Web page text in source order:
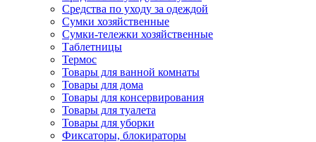
Средства по уходу за одеждой
Сумки хозяйственные
Сумки-тележки хозяйственные
Таблетницы
Термос
Товары для ванной комнаты
Товары для дома
Товары для консервирования
Товары для туалета
Товары для уборки
Фиксаторы, блокираторы